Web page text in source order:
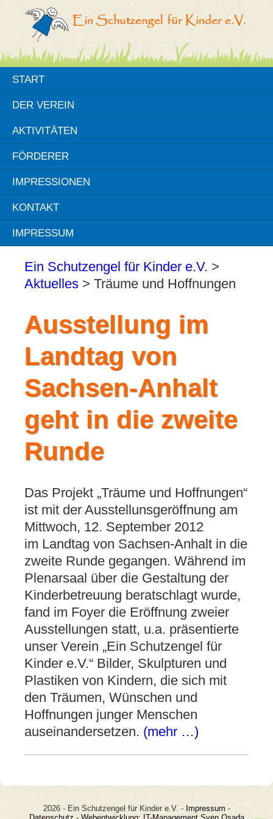
START
DER VEREIN
AKTIVITÄTEN
FÖRDERER
IMPRESSIONEN
KONTAKT
IMPRESSUM
Ein Schutzengel für Kinder e.V. >
Aktuelles > Träume und Hoffnungen
Ausstellung im
Landtag von
Sachsen-Anhalt
geht in die zweite
Runde
Das Projekt „Träume und Hoffnungen“
ist mit der Ausstellunsgeröffnung am
Mittwoch, 12. September 2012
im Landtag von Sachsen-Anhalt in die
zweite Runde gegangen. Während im
Plenarsaal über die Gestaltung der
Kinderbetreuung beratschlagt wurde,
fand im Foyer die Eröffnung zweier
Ausstellungen statt, u.a. präsentierte
unser Verein „Ein Schutzengel für
Kinder e.V.“ Bilder, Skulpturen und
Plastiken von Kindern, die sich mit
den Träumen, Wünschen und
Hoffnungen junger Menschen
auseinandersetzen. (mehr …)
2026 - Ein Schutzengel für Kinder e.V. - Impressum -